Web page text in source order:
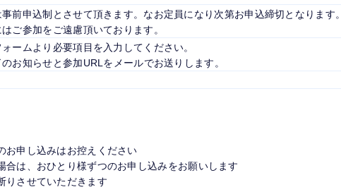
事前申込制とさせて頂きます。なお定員になり次第お申込締切となります。
はご参加をご遠慮頂いております。
ォームより必要項目を入力してください。
のお知らせと参加URLをメールでお送りします。
お申し込みはお控えください
合は、おひとり様ずつのお申し込みをお願いします
りさせていただきます